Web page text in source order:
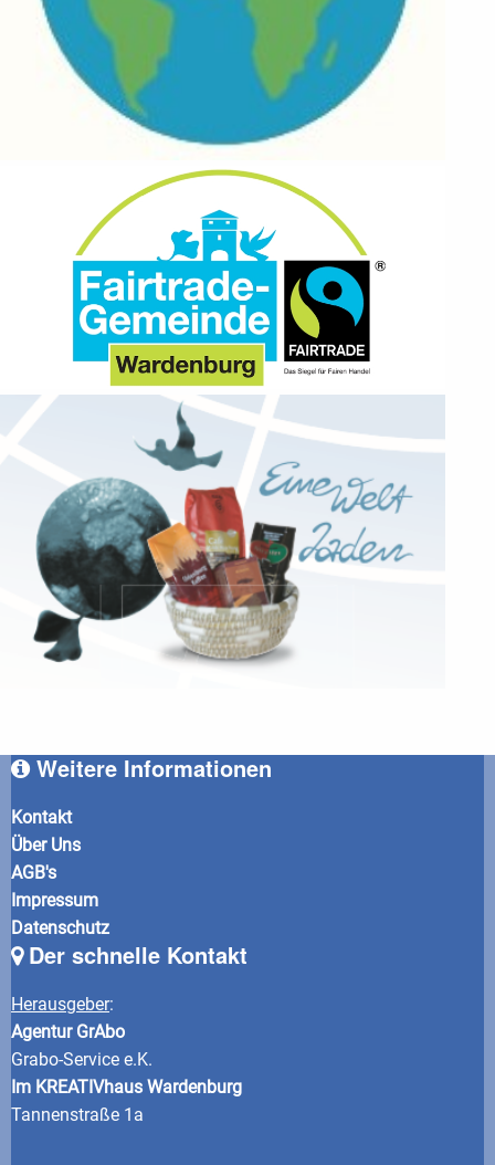
Weitere Informationen
Kontakt
Über Uns
AGB's
Impressum
Datenschutz
Der schnelle Kontakt
Herausgeber:
Agentur GrAbo
Grabo-Service e.K.
Im KREATIVhaus Wardenburg
Tannenstraße 1a